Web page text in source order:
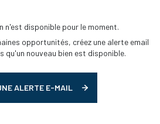
n'est disponible pour le moment.
opportunités, créez une alerte email
qu'un nouveau bien est disponible.
ALERTE E-MAIL